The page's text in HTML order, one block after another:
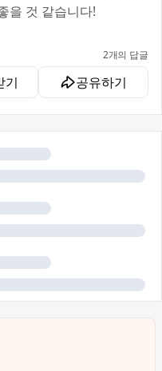
을 것 같습니다!
2개의 답글
기 공유하기